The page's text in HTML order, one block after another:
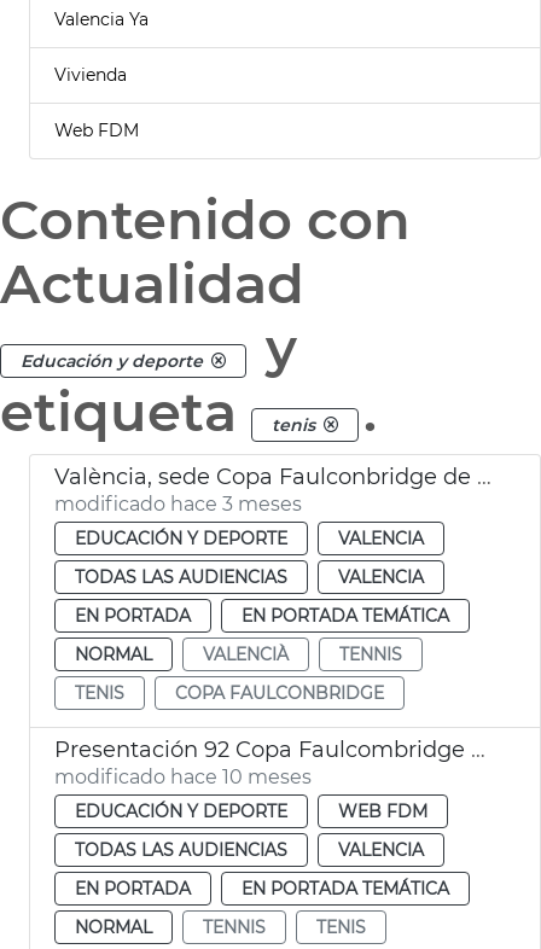
Valencia Ya
Vivienda
Web FDM
Contenido con
Actualidad
Educación y deporte
y
etiqueta
tenis .
València, sede Copa Faulconbridge de tenis
modificado hace 3 meses
EDUCACIÓN Y DEPORTE
VALENCIA
TODAS LAS AUDIENCIAS
VALENCIA
EN PORTADA
EN PORTADA TEMÁTICA
NORMAL
VALENCIÀ
TENNIS
TENIS
COPA FAULCONBRIDGE
Presentación 92 Copa Faulcombridge Tenis en València
modificado hace 10 meses
EDUCACIÓN Y DEPORTE
WEB FDM
TODAS LAS AUDIENCIAS
VALENCIA
EN PORTADA
EN PORTADA TEMÁTICA
NORMAL
TENNIS TENIS